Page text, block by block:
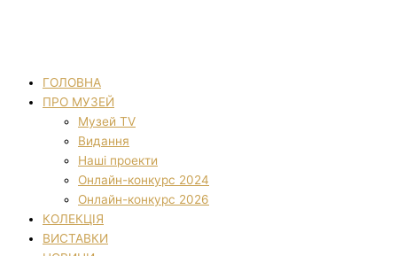
ГОЛОВНА
ПРО МУЗЕЙ
Музей TV
Видання
Наші проекти
Онлайн-конкурс 2024
Онлайн-конкурс 2026
КОЛЕКЦІЯ
ВИСТАВКИ